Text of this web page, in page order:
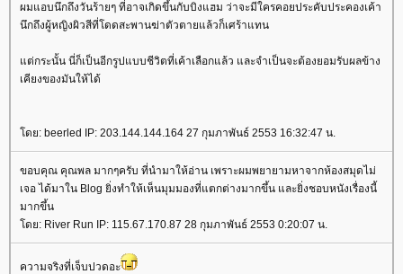
ผมแอบนึกถึงวันร้ายๆ ที่อาจเกิดขึ้นกับบิงแฮม ว่าจะมีใครคอยประคับประคองเค้า
นึกถึงผู้หญิงผิวสีที่โดดสะพานฆ่าตัวตายแล้วก็เศร้าแทน
ต่กระนั้น นี่ก็เป็นอีกรูปแบบชีวิตที่เค้าเลือกแล้ว และจำเป็นจะต้องยอมรับผลข้าง
เคียงของมันให้ได้
ดย: beerled IP: 203.144.144.164 27 กุมภาพันธ์ 2553 16:32:47 น.
ขอบคุณ คุณพล มากๆครับ ที่นำมาให้อ่าน เพราะผมพยายามหาจากห้องสมุดไม่
เจอ ได้มาใน Blog ยิ่งทำให้เห็นมุมมองที่แตกต่างมากขึ้น และยิ่งชอบหนังเรื่องนี้
มากขึ้น
ดย: River Run IP: 115.67.170.87 28 กุมภาพันธ์ 2553 0:20:07 น.
ความจริงที่เจ็บปวดอะ